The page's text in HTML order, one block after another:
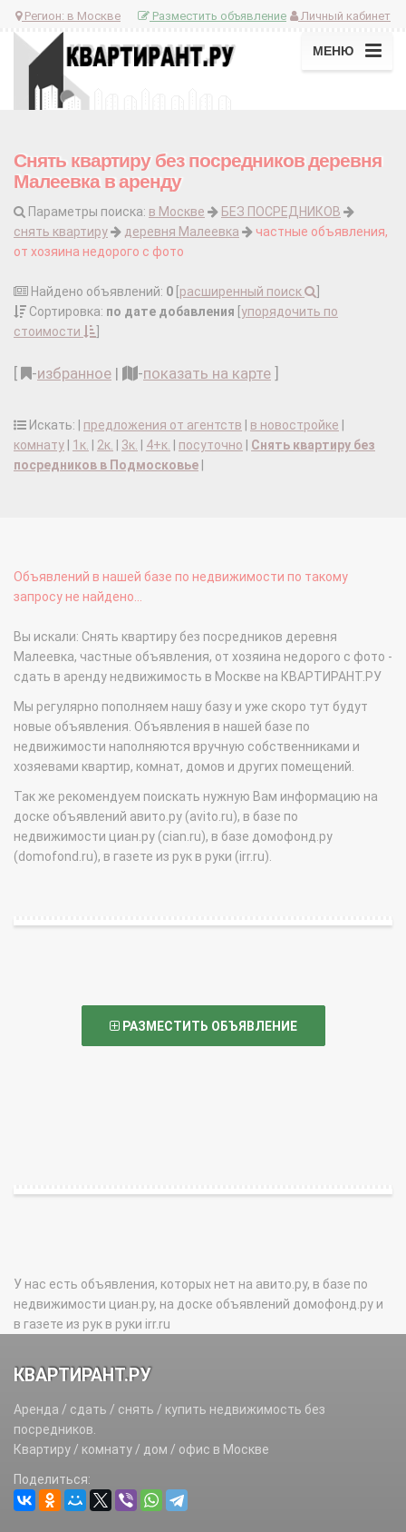
Регион: в Москве Личный кабинет
Разместить объявление
МЕНЮ
Снять квартиру без посредников деревня
Малеевка в аренду
Параметры поиска: в Москве
БЕЗ ПОСРЕДНИКОВ
снять квартиру
деревня Малеевка
частные объявления,
от хозяина недорого с фото
Найдено объявлений: 0 расширенный поиск
Сортировка: по дате добавления упорядочить по
стоимости
-избранное | -показать на карте
Искать: | предложения от агентств в новостройке
комнату
1к. 2к. 3к. 4+к. посуточно
Снять квартиру без
посредников в Подмосковье
Объявлений в нашей базе по недвижимости по такому
запросу не найдено...
Вы искали: Снять квартиру без посредников деревня
Малеевка, частные объявления, от хозяина недорого с фото -
сдать в аренду недвижимость в Москве на КВАРТИРАНТ.РУ
Мы регулярно пополняем нашу базу и уже скоро тут будут
новые объявления. Объявления в нашей базе по
недвижимости наполняются вручную собственниками и
хозяевами квартир, комнат, домов и других помещений.
Так же рекомендуем поискать нужную Вам информацию на
доске объявлений авито.ру (avito.ru), в базе по
недвижимости циан.ру (cian.ru), в базе домофонд.ру
(domofond.ru), в газете из рук в руки (irr.ru).
РАЗМЕСТИТЬ ОБЪЯВЛЕНИЕ
У нас есть объявления, которых нет на авито.ру, в базе по
недвижимости циан.ру, на доске объявлений домофонд.ру и
в газете из рук в руки irr.ru
КВАРТИРАНТ.РУ
Аренда / сдать / снять / купить недвижимость без
посредников.
Квартиру / комнату / дом / офис в Москве
Поделиться: